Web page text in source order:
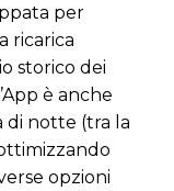
per
ricarica
storico dei
è anche
di notte (tra la
opzioni